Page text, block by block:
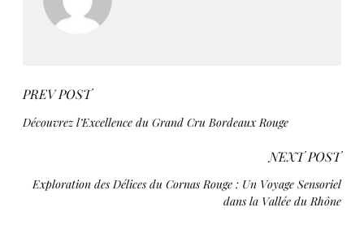
PREV POST
Découvrez l’Excellence du Grand Cru Bordeaux Rouge
NEXT POST
Exploration des Délices du Cornas Rouge : Un Voyage Sensoriel
dans la Vallée du Rhône